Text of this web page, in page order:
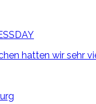
hatten wir sehr